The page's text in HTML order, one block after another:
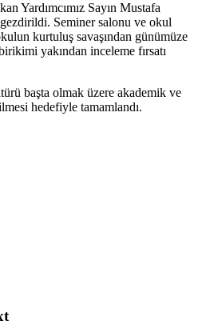
Yardımcımız Sayın Mustafa
Seminer salonu ve okul
kurtuluş savaşından günümüze
yakından inceleme fırsatı
başta olmak üzere akademik ve
hedefiyle tamamlandı.